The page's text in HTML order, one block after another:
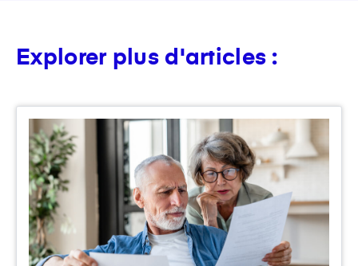
Explorer plus d'articles :